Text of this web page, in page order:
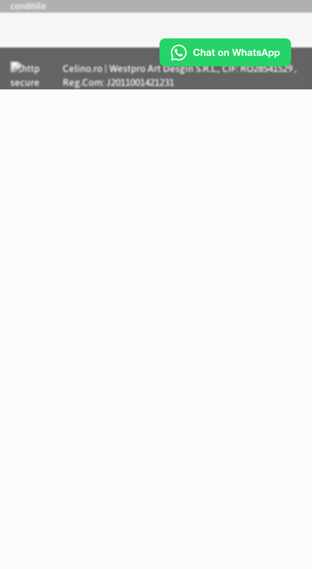
conditiile
Celino.ro | Westpro Art Desgin S.R.L., CIF: RO28541529 ,
Reg.Com: J2011001421231